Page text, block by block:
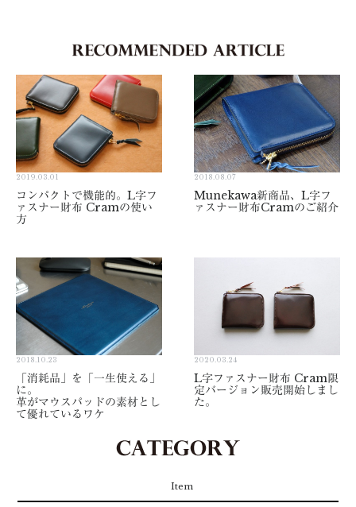
2019.03.01
コンパクトで機能的。L字フ
ァスナー財布 Cramの使い
方
2018.08.07
Munekawa新商品、L字フ
ァスナー財布Cramのご紹介
2018.10.23
「消耗品」を「一生使える」
に。
革がマウスパッドの素材とし
て優れているワケ
2020.03.24
L字ファスナー財布 Cram限
定バージョン販売開始しまし
た。
Item